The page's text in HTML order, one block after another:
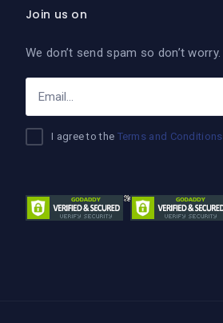
Join us on
We don’t send spam so don’t worry.
I agree to the Terms and Conditions